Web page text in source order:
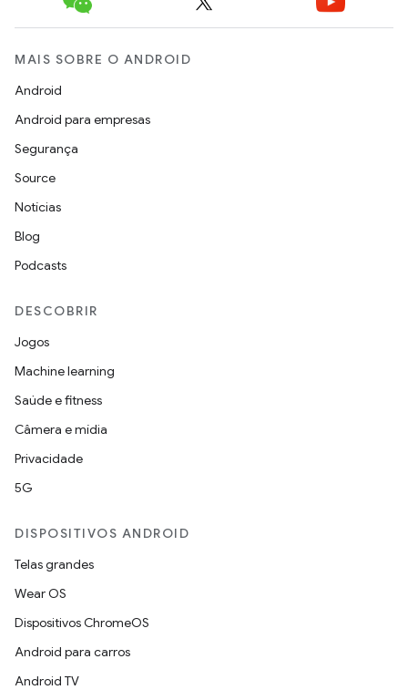
MAIS SOBRE O ANDROID
Android
Android para empresas
Segurança
Source
Notícias
Blog
Podcasts
DESCOBRIR
Jogos
Machine learning
Saúde e fitness
Câmera e mídia
Privacidade
5G
DISPOSITIVOS ANDROID
Telas grandes
Wear OS
Dispositivos ChromeOS
Android para carros
Android TV